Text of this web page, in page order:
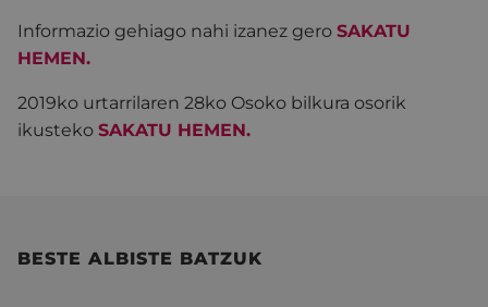
Informazio gehiago nahi izanez gero SAKATU
HEMEN.
2019ko urtarrilaren 28ko Osoko bilkura osorik
ikusteko SAKATU HEMEN.
BESTE ALBISTE BATZUK